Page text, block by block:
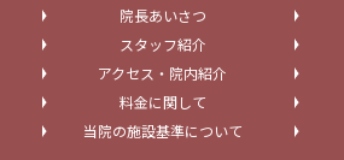
院長あいさつ
スタッフ紹介
アクセス・院内紹介
料金に関して
当院の施設基準について